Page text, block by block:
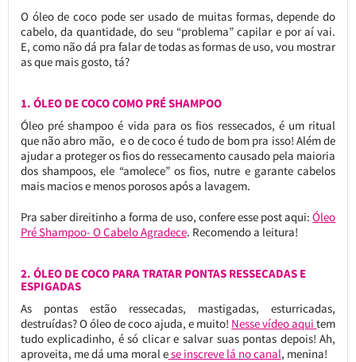
O óleo de coco pode ser usado de muitas formas, depende do
cabelo, da quantidade, do seu “problema” capilar e por aí vai.
E, como não dá pra falar de todas as formas de uso, vou mostrar
as que mais gosto, tá?
1. ÓLEO DE COCO COMO PRÉ SHAMPOO
Óleo pré shampoo é vida para os fios ressecados, é um ritual
que não abro mão, e o de coco é tudo de bom pra isso! Além de
ajudar a proteger os fios do ressecamento causado pela maioria
dos shampoos, ele “amolece” os fios, nutre e garante cabelos
mais macios e menos porosos após a lavagem.
Pra saber direitinho a forma de uso, confere esse post aqui:Óleo
Pré Shampoo- O Cabelo Agradece. Recomendo a leitura!
2. ÓLEO DE COCO PARA TRATAR PONTAS RESSECADAS E
ESPIGADAS
As pontas estão ressecadas, mastigadas, esturricadas,
destruídas? O óleo de coco ajuda, e muito! Nesse vídeo aquitem
tudo explicadinho, é só clicar e salvar suas pontas depois! Ah,
aproveita, me dá uma moral ese inscreve lá no canal, menina!